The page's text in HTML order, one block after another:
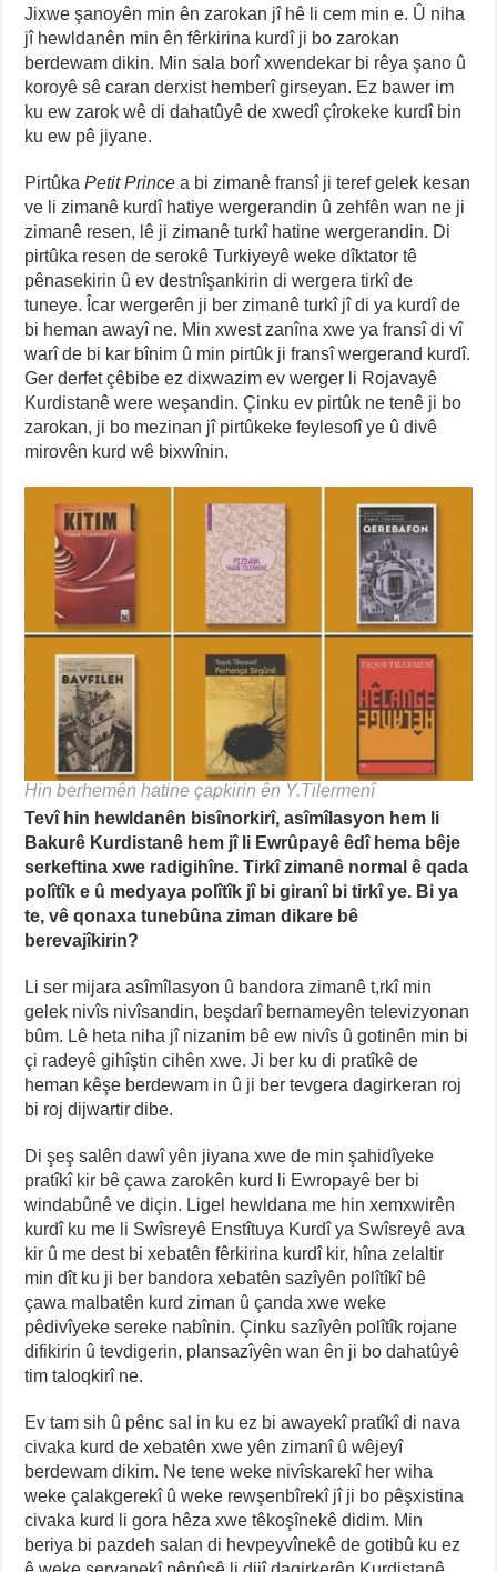
Jixwe şanoyên min ên zarokan jî hê li cem min e. Û niha
jî hewldanên min ên fêrkirina kurdî ji bo zarokan
berdewam dikin. Min sala borî xwendekar bi rêya şano û
koroyê sê caran derxist hemberî girseyan. Ez bawer im
ku ew zarok wê di dahatûyê de xwedî çîrokeke kurdî bin
ku ew pê jiyane.
PirtûkaPetit Prince a bi zimanê fransî ji teref gelek kesan
ve li zimanê kurdî hatiye wergerandin û zehfên wan ne ji
zimanê resen, lê ji zimanê turkî hatine wergerandin. Di
pirtûka resen de serokê Turkiyeyê weke dîktator tê
pênasekirin û ev destnîşankirin di wergera tirkî de
tuneye. Îcar wergerên ji ber zimanê turkî jî di ya kurdî de
bi heman awayî ne. Min xwest zanîna xwe ya fransî di vî
warî de bi kar bînim û min pirtûk ji fransî wergerand kurdî.
Ger derfet çêbibe ez dixwazim ev werger li Rojavayê
Kurdistanê were weşandin. Çinku ev pirtûk ne tenê ji bo
zarokan, ji bo mezinan jî pirtûkeke feylesofî ye û divê
mirovên kurd wê bixwînin.
Hin berhemên hatine çapkirin ên Y.Tilermenî
Tevî hin hewldanên bisînorkirî, asîmîlasyon hem li
Bakurê Kurdistanê hem jî li Ewrûpayê êdî hema bêje
serkeftina xwe radigihîne. Tirkî zimanê normal ê qada
polîtîk e û medyaya polîtîk jî bi giranî bi tirkî ye. Bi ya
te, vê qonaxa tunebûna ziman dikare bê
berevajîkirin?
Li ser mijara asîmîlasyon û bandora zimanê t,rkî min
gelek nivîs nivîsandin, beşdarî bernameyên televizyonan
bûm. Lê heta niha jî nizanim bê ew nivîs û gotinên min bi
çi radeyê gihîştin cihên xwe. Ji ber ku di pratîkê de
heman kêşe berdewam in û ji ber tevgera dagirkeran roj
bi roj dijwartir dibe.
Di şeş salên dawî yên jiyana xwe de min şahidîyeke
pratîkî kir bê çawa zarokên kurd li Ewropayê ber bi
windabûnê ve diçin. Ligel hewldana me hin xemxwirên
kurdî ku me li Swîsreyê Enstîtuya Kurdî ya Swîsreyê ava
kir û me dest bi xebatên fêrkirina kurdî kir, hîna zelaltir
min dît ku ji ber bandora xebatên sazîyên polîtîkî bê
çawa malbatên kurd ziman û çanda xwe weke
pêdivîyeke sereke nabînin. Çinku sazîyên polîtîk rojane
difikirin û tevdigerin, plansazîyên wan ên ji bo dahatûyê
tim taloqkirî ne.
Ev tam sih û pênc sal in ku ez bi awayekî pratîkî di nava
civaka kurd de xebatên xwe yên zimanî û wêjeyî
berdewam dikim. Ne tene weke nivîskarekî her wiha
weke çalakgerekî û weke rewşenbîrekî jî ji bo pêşxistina
civaka kurd li gora hêza xwe têkoşînekê didim. Min
beriya bi pazdeh salan di hevpeyvînekê de gotibû ku ez